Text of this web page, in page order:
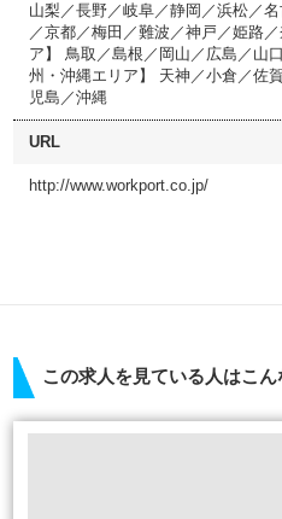
山梨／長野／岐阜／静岡／浜松／
／京都／梅田／難波／神戸／姫路
ア】 鳥取／島根／岡山／広島／山
州・沖縄エリア】 天神／小倉／佐
児島／沖縄
URL
http://www.workport.co.jp/
この求人を見ている人はこ